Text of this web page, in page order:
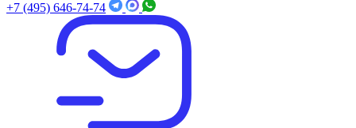
+7 (495) 646-74-74